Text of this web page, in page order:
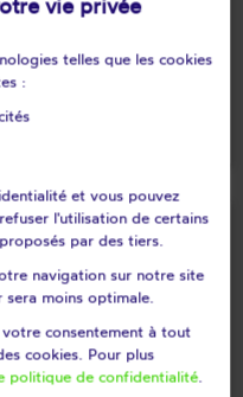
En savoir plus
est le type le volet le
en France.
En savoir plus keyboard_arrow_right
telles que les cookies
:
et vous pouvez
l'utilisation de certains
par des tiers.
navigation sur notre site
moins optimale.
consentement à tout
cookies. Pour plus
politique de confidentialité.